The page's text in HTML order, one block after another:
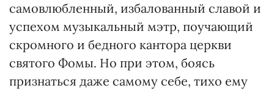
самовлюбленный, избалованный славой и
успехом музыкальный мэтр, поучающий
скромного и бедного кантора церкви
святого Фомы. Но при этом, боясь
признаться даже самому себе, тихо ему